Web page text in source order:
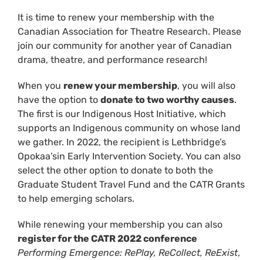
It is time to renew your membership with the
Canadian Association for Theatre Research. Please
join our community for another year of Canadian
drama, theatre, and performance research!
When you renew your membership, you will also
have the option to donate to two worthy causes.
The first is our Indigenous Host Initiative, which
supports an Indigenous community on whose land
we gather. In 2022, the recipient is Lethbridge’s
Opokaa’sin Early Intervention Society. You can also
select the other option to donate to both the
Graduate Student Travel Fund and the CATR Grants
to help emerging scholars.
While renewing your membership you can also
register for the CATR 2022 conference
Performing Emergence: RePlay, ReCollect, ReExist,